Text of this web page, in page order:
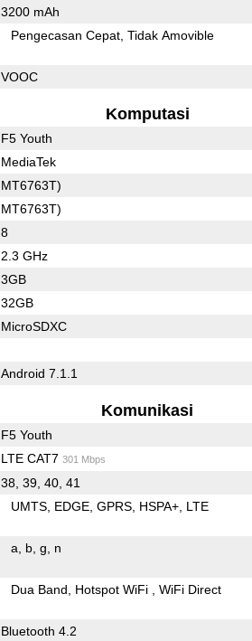
3200 mAh
Pengecasan Cepat Tidak Amovible
VOOC
Komputasi
F5 Youth
MediaTek
MT6763T)
MT6763T)
8
2.3 GHz
3GB
32GB
MicroSDXC
Android 7.1.1
Komunikasi
F5 Youth
LTE CAT7 301 Mbps
38, 39, 40, 41
UMTS EDGE GPRS HSPA+ LTE
a b g n
Dua Band Hotspot WiFi WiFi Direct
Bluetooth 4.2